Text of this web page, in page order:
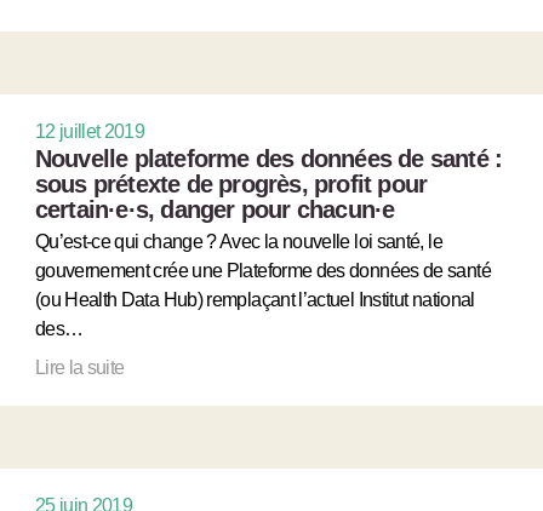
12 juillet 2019
Nouvelle plateforme des données de santé :
sous prétexte de progrès, profit pour
certain·e·s, danger pour chacun·e
Qu’est-ce qui change ? Avec la nouvelle loi santé, le
gouvernement crée une Plateforme des données de santé
(ou Health Data Hub) remplaçant l’actuel Institut national
des…
Lire la suite
25 juin 2019